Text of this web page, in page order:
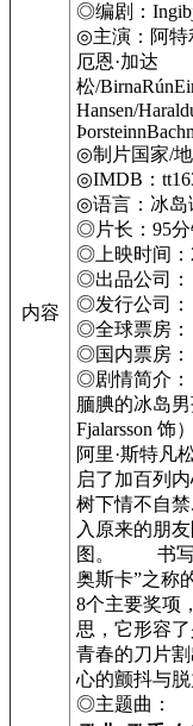
内容
◎编剧：
◎主演：阿特
厄恩·加达
松/
Hansen/
◎制片国家/
◎IMDB：
◎语言：冰岛
◎片长：95分
◎上映时间：
◎出品公司：
◎发行公司：
◎全球票房：
◎国内票房：
◎剧情简介：
腼腆的冰岛
Fjalarsson 饰
阿里·斯特凡
启了加百列
树下情不自
入原来的朋
图。 书写欧
奥斯卡”之称
8个主要奖项
思，它形容
青春的刀片
心的颤抖与脱
◎主题曲：